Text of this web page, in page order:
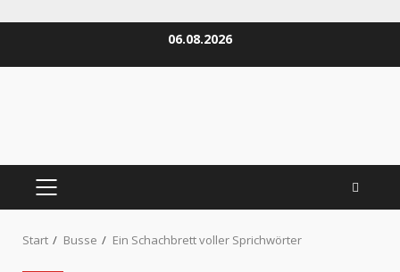
06.08.2026
PRIMÄRES
Start Busse Ein Schachbrett voller Sprichwörter